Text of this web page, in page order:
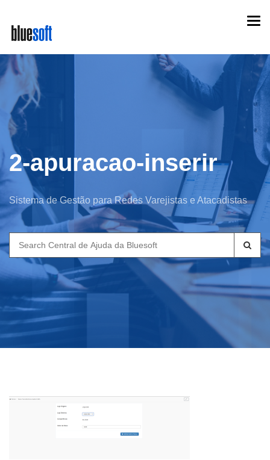
main
content
2-apuracao-inserir
Sistema de Gestão para Redes Varejistas e Atacadistas
Search
for: